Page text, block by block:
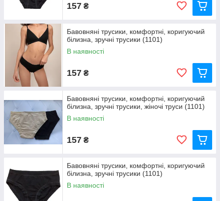
157 ₴
Бавовняні трусики, комфортні, коригуючий
білизна, зручні трусики (1101)
В наявності
157 ₴
Бавовняні трусики, комфортні, коригуючий
білизна, зручні трусики, жіночі труси (1101)
В наявності
157 ₴
Бавовняні трусики, комфортні, коригуючий
білизна, зручні трусики (1101)
В наявності